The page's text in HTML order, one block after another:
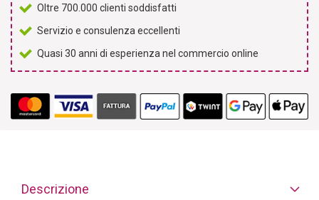
Oltre 700.000 clienti soddisfatti
Servizio e consulenza eccellenti
Quasi 30 anni di esperienza nel commercio online
Descrizione